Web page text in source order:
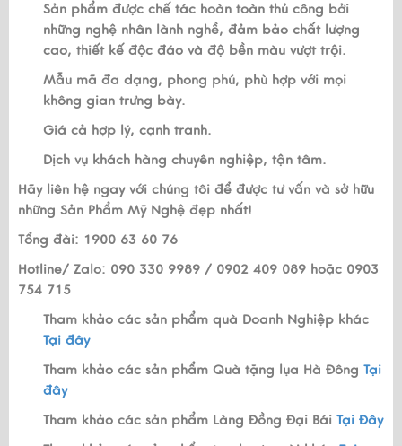
Sản phẩm được chế tác hoàn toàn thủ công bởi
những nghệ nhân lành nghề, đảm bảo chất lượng
cao, thiết kế độc đáo và độ bền màu vượt trội.
Mẫu mã đa dạng, phong phú, phù hợp với mọi
không gian trưng bày.
Giá cả hợp lý, cạnh tranh.
Dịch vụ khách hàng chuyên nghiệp, tận tâm.
Hãy liên hệ ngay với chúng tôi để được tư vấn và sở hữu
những Sản Phẩm Mỹ Nghệ đẹp nhất!
Tổng đài: 1900 63 60 76
Hotline/ Zalo: 090 330 9989 / 0902 409 089 hoặc 0903
754 715
Tham khảo các sản phẩm quà Doanh Nghiệp khác
Tại đây
Tham khảo các sản phẩm Quà tặng lụa Hà Đông Tại
đây
Tham khảo các sản phẩm Làng Đồng Đại Bái Tại Đây